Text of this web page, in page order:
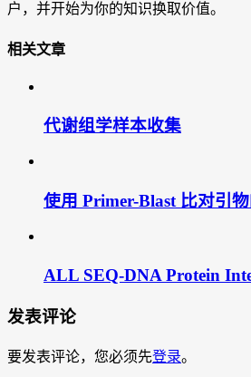
户，并开始为你的知识换取价值。
相关文章
代谢组学样本收集
使用 Primer-Blast 比对引
ALL SEQ-DNA Protein
发表评论
要发表评论，您必须先登录。